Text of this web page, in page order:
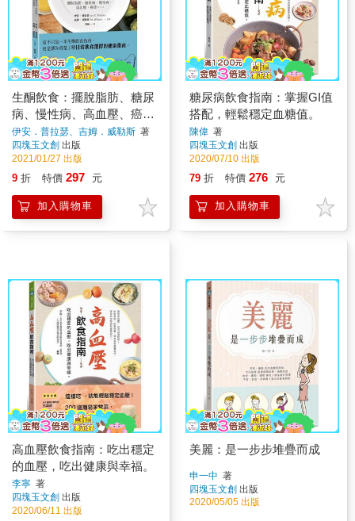
生酮飲食：擺脫脂肪、糖尿
病、慢性病、高血壓、癌
症……，從飲食改善體質
伊安．普拉瑟、吉姆．威勒斯 著
四塊玉文創 出版
2021/01/27 出版
9 折 特價 297 元
加入購物車
糖尿病飲食指南：掌握GI值
搭配，輕鬆穩定血糖值。
陳偉 著
四塊玉文創 出版
2020/07/10 出版
79 折 特價 276 元
加入購物車
高血壓飲食指南：吃出穩定
的血壓，吃出健康與幸福。
李寧 著
四塊玉文創 出版
2020/06/11 出版
美麗：是一步步堆疊而成
申一中 著
四塊玉文創 出版
2020/05/05 出版